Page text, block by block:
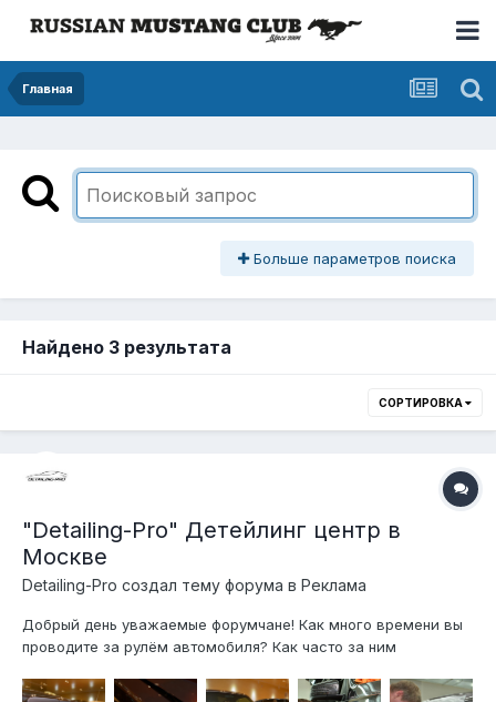
Главная
Больше параметров поиска
Найдено 3 результата
СОРТИРОВКА
"Detailing-Pro" Детейлинг центр в
Москве
Detailing-Pro создал тему форума в Реклама
Добрый день уважаемые форумчане! Как много времени вы
проводите за рулём автомобиля? Как часто за ним
всегда хватает времени ухаживать за своим автомобилем,